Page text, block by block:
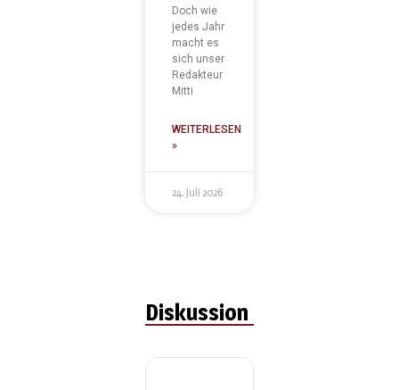
Doch wie
jedes Jahr
macht es
sich unser
Redakteur
Mitti
WEITERLESEN
»
24. Juli 2026
Diskussion